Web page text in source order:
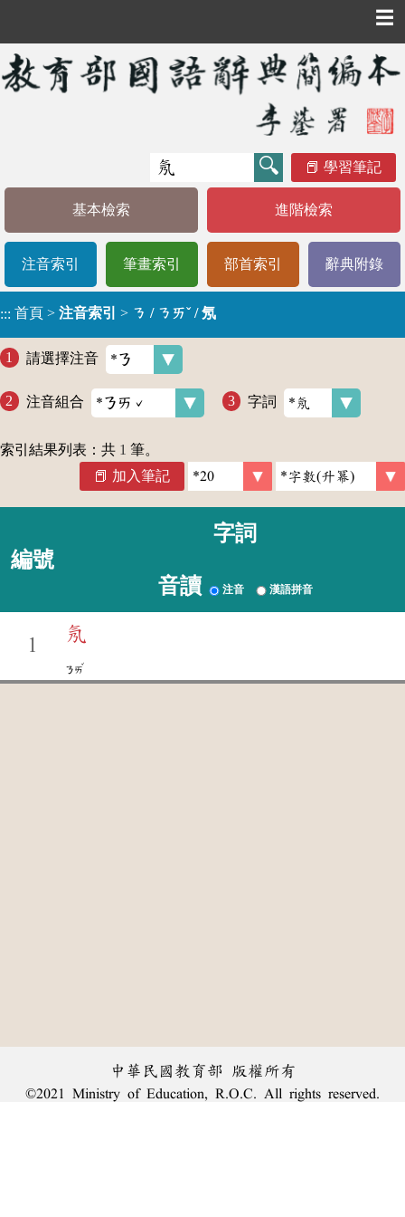
☰
學習筆記
基本檢索 進階檢索
注音索引 筆畫索引 部首索引 辭典附錄
::: 首頁 > 注音索引 > ㄋ / ㄋㄞˇ / 氖
請選擇注音
注音組合 字詞
索引結果列表：共 1 筆。
加入筆記
編號
字詞
音讀 注音 漢語拼音
1
氖
ㄋㄞ
ˇ
中華民國教育部 版權所有
©2021 Ministry of Education, R.O.C. All rights reserved.